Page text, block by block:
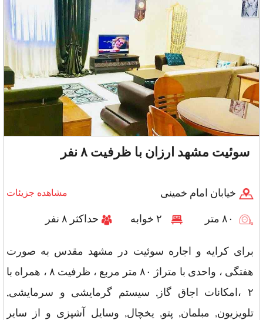
سوئیت مشهد ارزان با ظرفیت ۸ نفر
خیابان امام خمینی مشاهده جزیئات
حداکثر ۸ نفر
برای کرایه و اجاره سوئیت در مشهد مقدس به صورت
هفتگی ، واحدی با متراژ ۸۰ متر مربع ، ظرفیت ۸ ، همراه با
۲ ،امکانات اجاق گاز, سیستم گرمایشی و سرمایشی,
تلویزیون, مبلمان, پتو, یخچال, وسایل آشپزی و از سایر